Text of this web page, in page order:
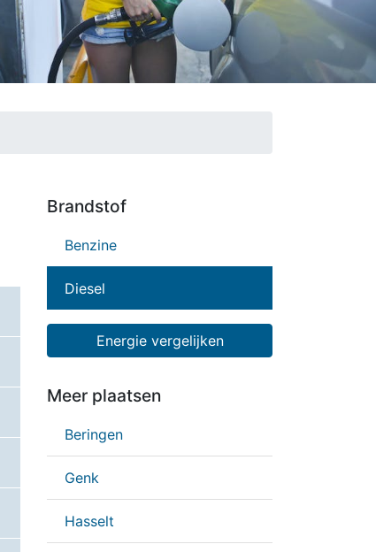
Brandstof
Benzine
Diesel
Energie vergelijken
Meer plaatsen
Beringen
Genk
Hasselt